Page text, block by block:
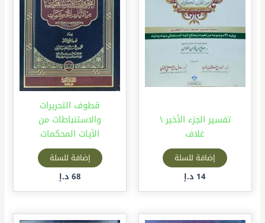
تفسير الجزء الأخير \
غلاف
إضافة للسلة
14 د.إ
قطوف التحريرات
والاستنباطات من
الآيات المحكمات
إضافة للسلة
68 د.إ